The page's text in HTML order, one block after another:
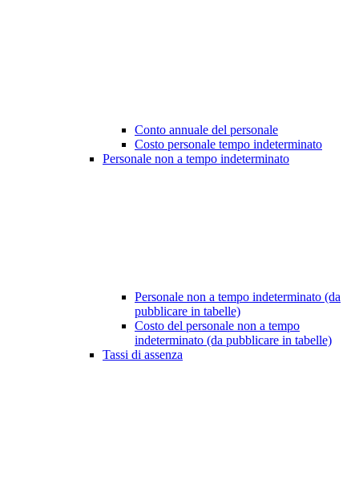
Conto annuale del personale
Costo personale tempo indeterminato
Personale non a tempo indeterminato
Personale non a tempo indeterminato (da
pubblicare in tabelle)
Costo del personale non a tempo
indeterminato (da pubblicare in tabelle)
Tassi di assenza